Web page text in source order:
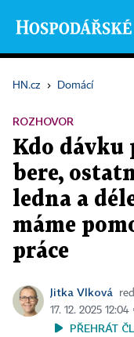
HN.cz › Domácí
ROZHOVOR
Kdo dávku
bere,
ledna a
máme
práce
Jitka Vlková
17. 12. 2025
PŘEHRÁT